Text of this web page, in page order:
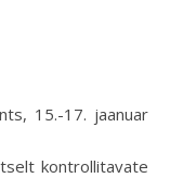
15.-17. jaanuar
kontrollitavate